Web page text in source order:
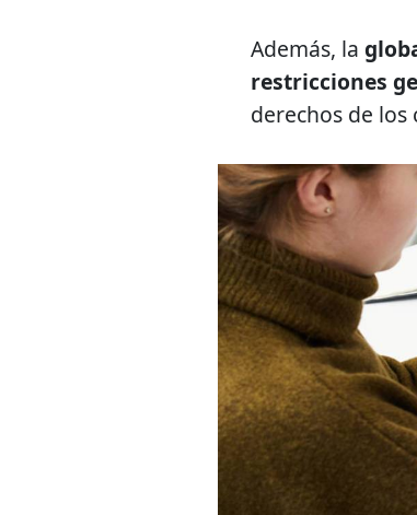
Además, la
restricciones
derechos de los